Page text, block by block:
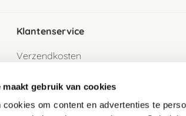
maakt gebruik van cookies
cookies om content en advertenties te
Klantenservice
Verzendkosten
Betaalwijzen
Retour